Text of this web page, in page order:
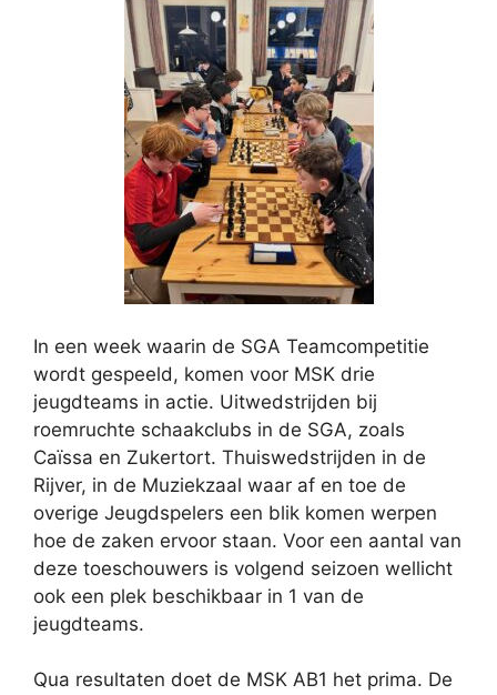
In een week waarin de SGA Teamcompetitie
wordt gespeeld, komen voor MSK drie
jeugdteams in actie. Uitwedstrijden bij
roemruchte schaakclubs in de SGA, zoals
Caïssa en Zukertort. Thuiswedstrijden in de
Rijver, in de Muziekzaal waar af en toe de
overige Jeugdspelers een blik komen werpen
hoe de zaken ervoor staan. Voor een aantal van
deze toeschouwers is volgend seizoen wellicht
ook een plek beschikbaar in 1 van de
jeugdteams.
Qua resultaten doet de MSK AB1 het prima. De